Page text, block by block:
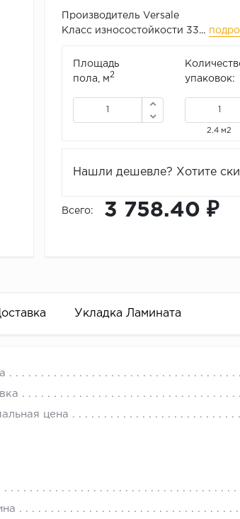
Производитель Versale
Класс износостойкости 33...
Площадь
пола, м2
упаковок:
2.4 м2
Нашли дешевле? Хотите
Всего: 3 758.40 ₽
Укладка Ламината
цена